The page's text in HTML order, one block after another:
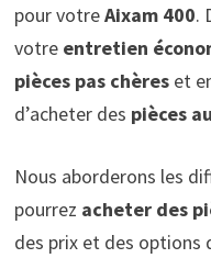
pour votreAixam 400.
votre entretien
pièces pas chèreset
d’acheter des pièces
Nous aborderons les
pourrez acheter des
des prix et des options